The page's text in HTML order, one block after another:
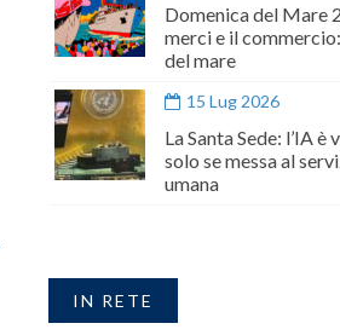
Domenica del Mare
merci e il
del mare
15 Lug 2026
La Santa Sede: l’IA
solo se messa al
umana
IN RETE